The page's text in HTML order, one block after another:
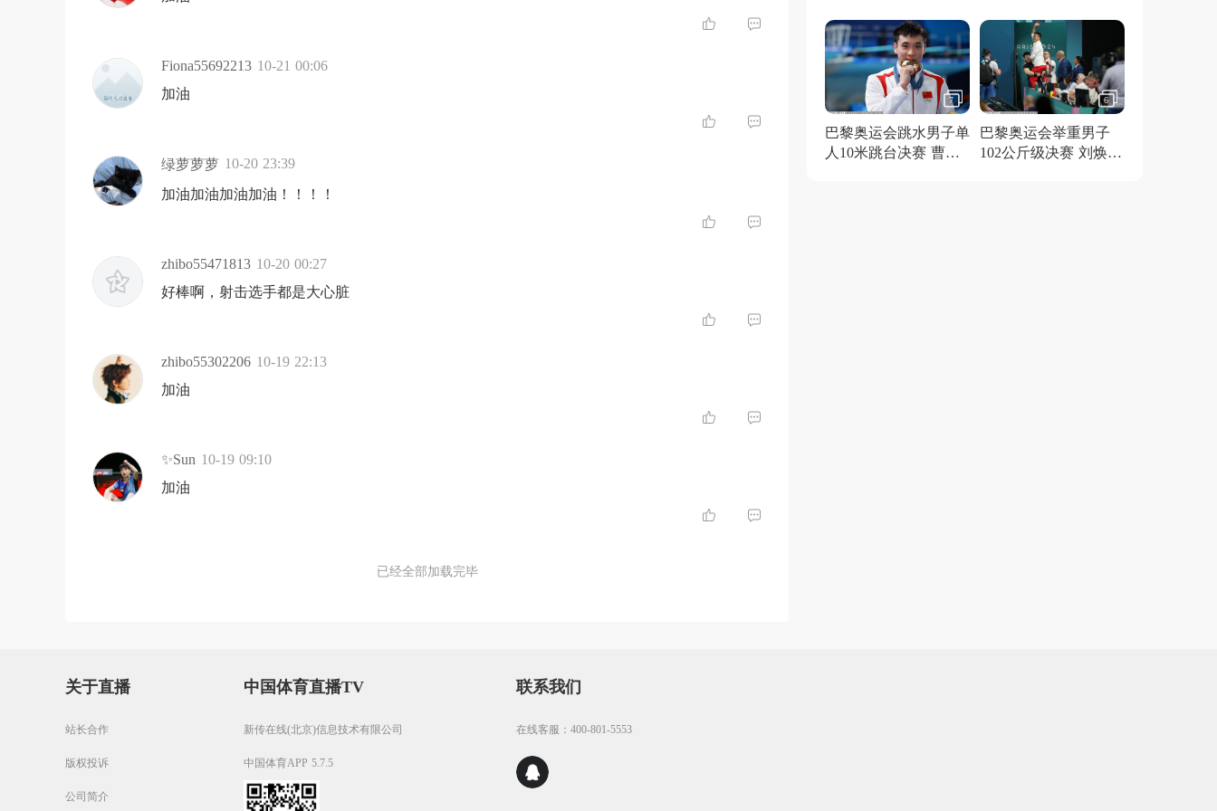
Fiona55692213 10-21 00:06
加油
绿萝萝萝 10-20 23:39
加油加油加油加油！！！！
zhibo55471813 10-20 00:27
好棒啊，射击选手都是大心脏
zhibo55302206 10-19 22:13
加油
✨Sun 10-19 09:10
加油
已经全部加载完毕
7
巴黎奥运会跳水男子单
人10米跳台决赛 曹缘
6
巴黎奥运会举重男子
102公斤级决赛 刘焕华
关于直播
站长合作
版权投诉
公司简介
中国体育直播TV
新传在线(北京)信息技术有限公司
中国体育APP 5.7.5
联系我们
在线客服：400-801-5553